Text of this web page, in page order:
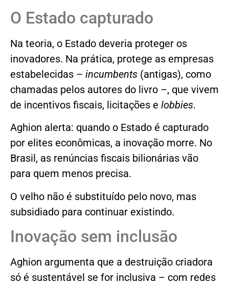
O Estado capturado
Na teoria, o Estado deveria proteger os
inovadores. Na prática, protege as empresas
estabelecidas – incumbents (antigas), como
chamadas pelos autores do livro –, que vivem
de incentivos fiscais, licitações e lobbies.
Aghion alerta: quando o Estado é capturado
por elites econômicas, a inovação morre. No
Brasil, as renúncias fiscais bilionárias vão
para quem menos precisa.
O velho não é substituído pelo novo, mas
subsidiado para continuar existindo.
Inovação sem inclusão
Aghion argumenta que a destruição criadora
só é sustentável se for inclusiva – com redes